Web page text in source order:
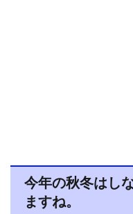
今年の秋冬はし
ますね。